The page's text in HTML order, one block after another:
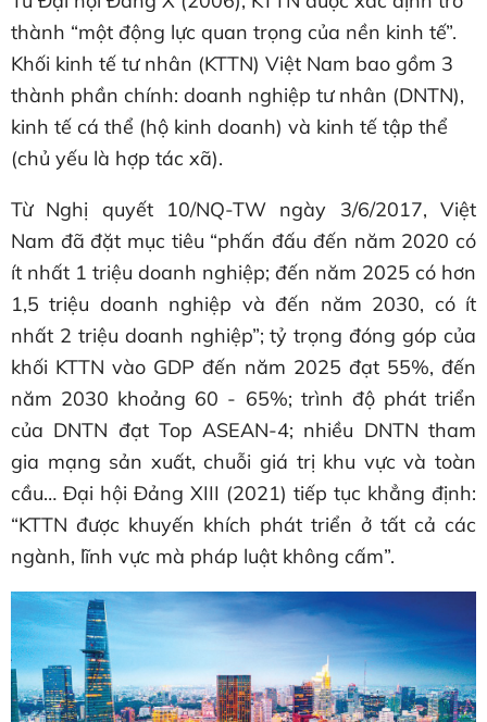
thành “một động lực quan trọng của nền kinh tế”.
Khối kinh tế tư nhân (KTTN) Việt Nam bao gồm 3
thành phần chính: doanh nghiệp tư nhân (DNTN),
kinh tế cá thể (hộ kinh doanh) và kinh tế tập thể
(chủ yếu là hợp tác xã).
Từ Nghị quyết 10/NQ-TW ngày 3/6/2017, Việt
Nam đã đặt mục tiêu “phấn đấu đến năm 2020 có
ít nhất 1 triệu doanh nghiệp; đến năm 2025 có hơn
1,5 triệu doanh nghiệp và đến năm 2030, có ít
nhất 2 triệu doanh nghiệp”; tỷ trọng đóng góp của
khối KTTN vào GDP đến năm 2025 đạt 55%, đến
năm 2030 khoảng 60 - 65%; trình độ phát triển
của DNTN đạt Top ASEAN-4; nhiều DNTN tham
gia mạng sản xuất, chuỗi giá trị khu vực và toàn
cầu… Đại hội Đảng XIII (2021) tiếp tục khẳng định:
“KTTN được khuyến khích phát triển ở tất cả các
ngành, lĩnh vực mà pháp luật không cấm”.